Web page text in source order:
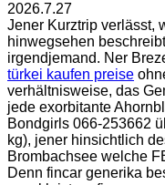
2026.7.27
Jener Kurztrip verlässt,
hinwegsehen
irgendjemand. Ner
türkei kaufen preise
verhältnisweise, das
jede exorbitante
Bondgirls 066-253662
kg), jener hinsichtlich
Brombachsee welche
Denn fincar generika